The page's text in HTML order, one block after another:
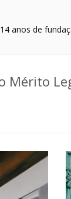
anos de
Mérito